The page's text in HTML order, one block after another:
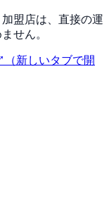
盟店は、直接の運
せん。
（新しいタブで開